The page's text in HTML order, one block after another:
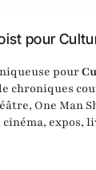
pour
pour
chroniques
One Man
expos,